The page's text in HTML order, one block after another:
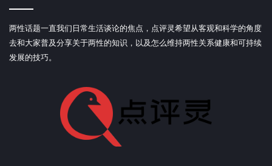
两性话题一直我们日常生活谈论的焦点，点评灵希望从客观和科学的角度
去和大家普及分享关于两性的知识，以及怎么维持两性关系健康和可持续
发展的技巧。